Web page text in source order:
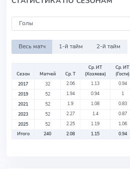
Весь матч 1-й тайм 2-й тайм
Сезон Матчей Ср. Т
Ср. ИТ
(Хозяева)
Ср. ИТ
(Гости)
2017
32 2.06 1.13 0.94
2019
52 1.94 0.94 1
2021
52 1.9 1.08 0.83
2023
52 2.27 1.4 0.87
2025
52 2.25 1.19 1.06
Итого
240 2.08 1.15 0.94